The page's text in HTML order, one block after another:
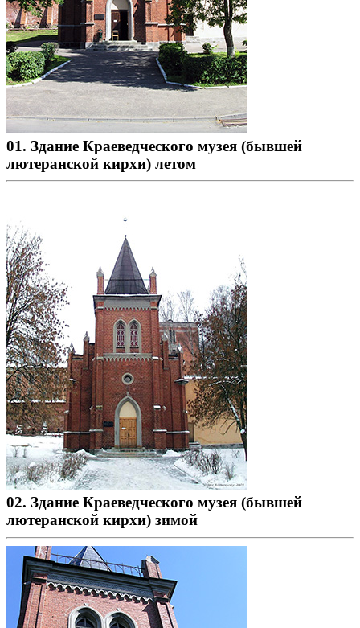
01. Здание Краеведческого музея (бывшей
лютеранской кирхи) летом
02. Здание Краеведческого музея (бывшей
лютеранской кирхи) зимой